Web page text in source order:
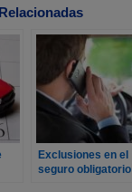
Exclusiones en el
seguro obligatorio